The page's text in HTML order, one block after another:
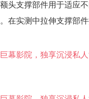
头支撑部件用于适应
在实测中拉伸支撑部